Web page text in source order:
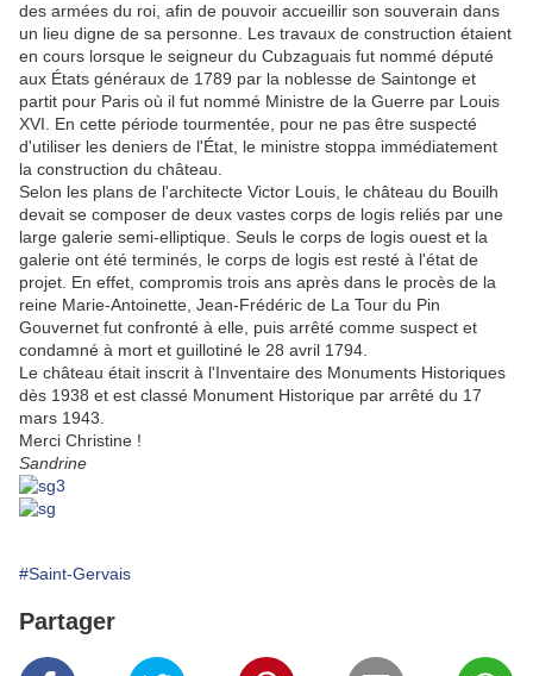
des armées du roi, afin de pouvoir accueillir son souverain dans
un lieu digne de sa personne. Les travaux de construction étaient
en cours lorsque le seigneur du Cubzaguais fut nommé député
aux États généraux de 1789 par la noblesse de Saintonge et
partit pour Paris où il fut nommé Ministre de la Guerre par Louis
XVI. En cette période tourmentée, pour ne pas être suspecté
d'utiliser les deniers de l'État, le ministre stoppa immédiatement
la construction du château.
Selon les plans de l'architecte Victor Louis, le château du Bouilh
devait se composer de deux vastes corps de logis reliés par une
large galerie semi-elliptique. Seuls le corps de logis ouest et la
galerie ont été terminés, le corps de logis est resté à l'état de
projet. En effet, compromis trois ans après dans le procès de la
reine Marie-Antoinette, Jean-Frédéric de La Tour du Pin
Gouvernet fut confronté à elle, puis arrêté comme suspect et
condamné à mort et guillotiné le 28 avril 1794.
Le château était inscrit à l'Inventaire des Monuments Historiques
dès 1938 et est classé Monument Historique par arrêté du 17
mars 1943.
Merci Christine !
Sandrine
#Saint-Gervais
Partager